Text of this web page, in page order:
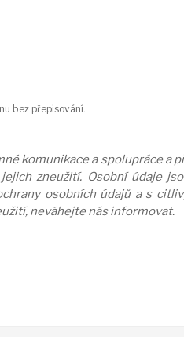
bez přepisování.
komunikace a spolupráce
zneužití. Osobní údaje
osobních údajů a s
neváhejte nás informovat.